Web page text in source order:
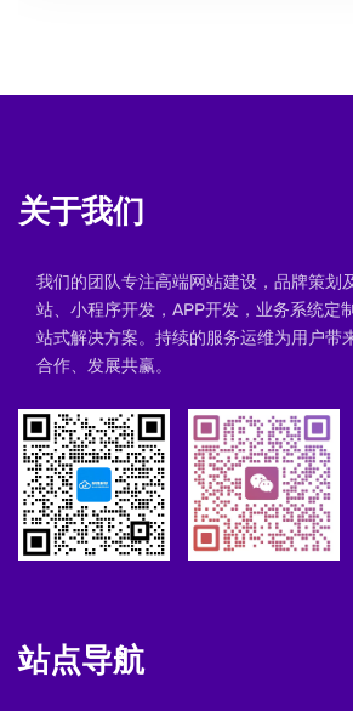
关于我们
我们的团队专注高端网站建设，品牌策划
站、小程序开发，APP开发，业务系统定
站式解决方案。持续的服务运维为用户带
合作、发展共赢。
站点导航